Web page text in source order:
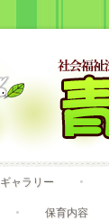
ギャラリー
保育内容